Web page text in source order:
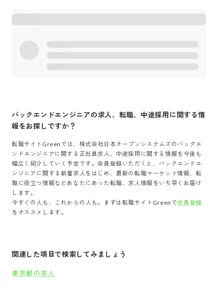
バックエンドエンジニアの求人、転職、中途採用に関する情
報をお探しですか？
転職サイトGreenでは、 株式会社日本オープンシステムズの バックエ
ンドエンジニア に関する正社員求人、中途採用に関する情報を今後も
幅広く紹介していく予定です。会員登録いただくと、 バックエンドエ
ンジニア に関する新着求人をはじめ、最新の転職マーケット情報、転
職に役立つ情報などあなたにあった転職、求人情報をいち早くお届け
します。
今すぐの人も、これからの人も。まずは転職サイトGreenで会員登録
をオススメします。
関連した項目で検索してみましょう
東京都の求人